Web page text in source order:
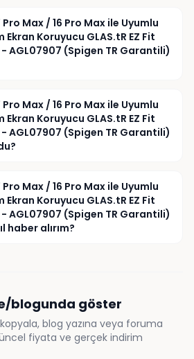
Max / 16 Pro Max ile Uyumlu
Koruyucu GLAS.tR EZ Fit
AGL07907 (Spigen TR Garantili)
Max / 16 Pro Max ile Uyumlu
Koruyucu GLAS.tR EZ Fit
AGL07907 (Spigen TR Garantili)
Max / 16 Pro Max ile Uyumlu
Koruyucu GLAS.tR EZ Fit
AGL07907 (Spigen TR Garantili)
haber alırım?
blogunda göster
blog yazına veya foruma
fiyata ve gerçek indirim